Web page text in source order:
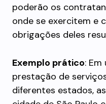
poderão os
onde se exercitem e
obrigações deles
Exemplo prático:
prestação de
diferentes estados,